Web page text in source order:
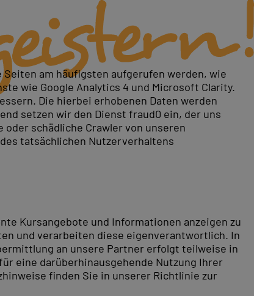
am häufigsten aufgerufen werden, wie
wie Google Analytics 4 und Microsoft Clarity.
Die hierbei erhobenen Daten werden
setzen wir den Dienst fraud0 ein, der uns
schädliche Crawler von unseren
tatsächlichen Nutzerverhaltens
Kursangebote und Informationen anzeigen zu
und verarbeiten diese eigenverantwortlich. In
an unsere Partner erfolgt teilweise in
eine darüberhinausgehende Nutzung Ihrer
finden Sie in unserer Richtlinie zur